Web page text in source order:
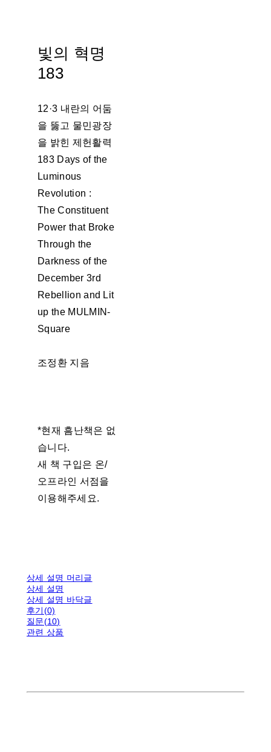
빛의 혁명
183
12·3 내란의 어둠
을 뚫고 물민광장
을 밝힌 제헌활력
183 Days of the
Luminous
Revolution :
The Constituent
Power that Broke
Through the
Darkness of the
December 3rd
Rebellion and Lit
up the MULMIN-
Square
조정환 지음
*현재 흠난책은 없
습니다.
새 책 구입은 온/
오프라인 서점을
이용해주세요.
상세 설명 머리글
상세 설명
상세 설명 바닥글
후기(0)
질문(10)
관련 상품